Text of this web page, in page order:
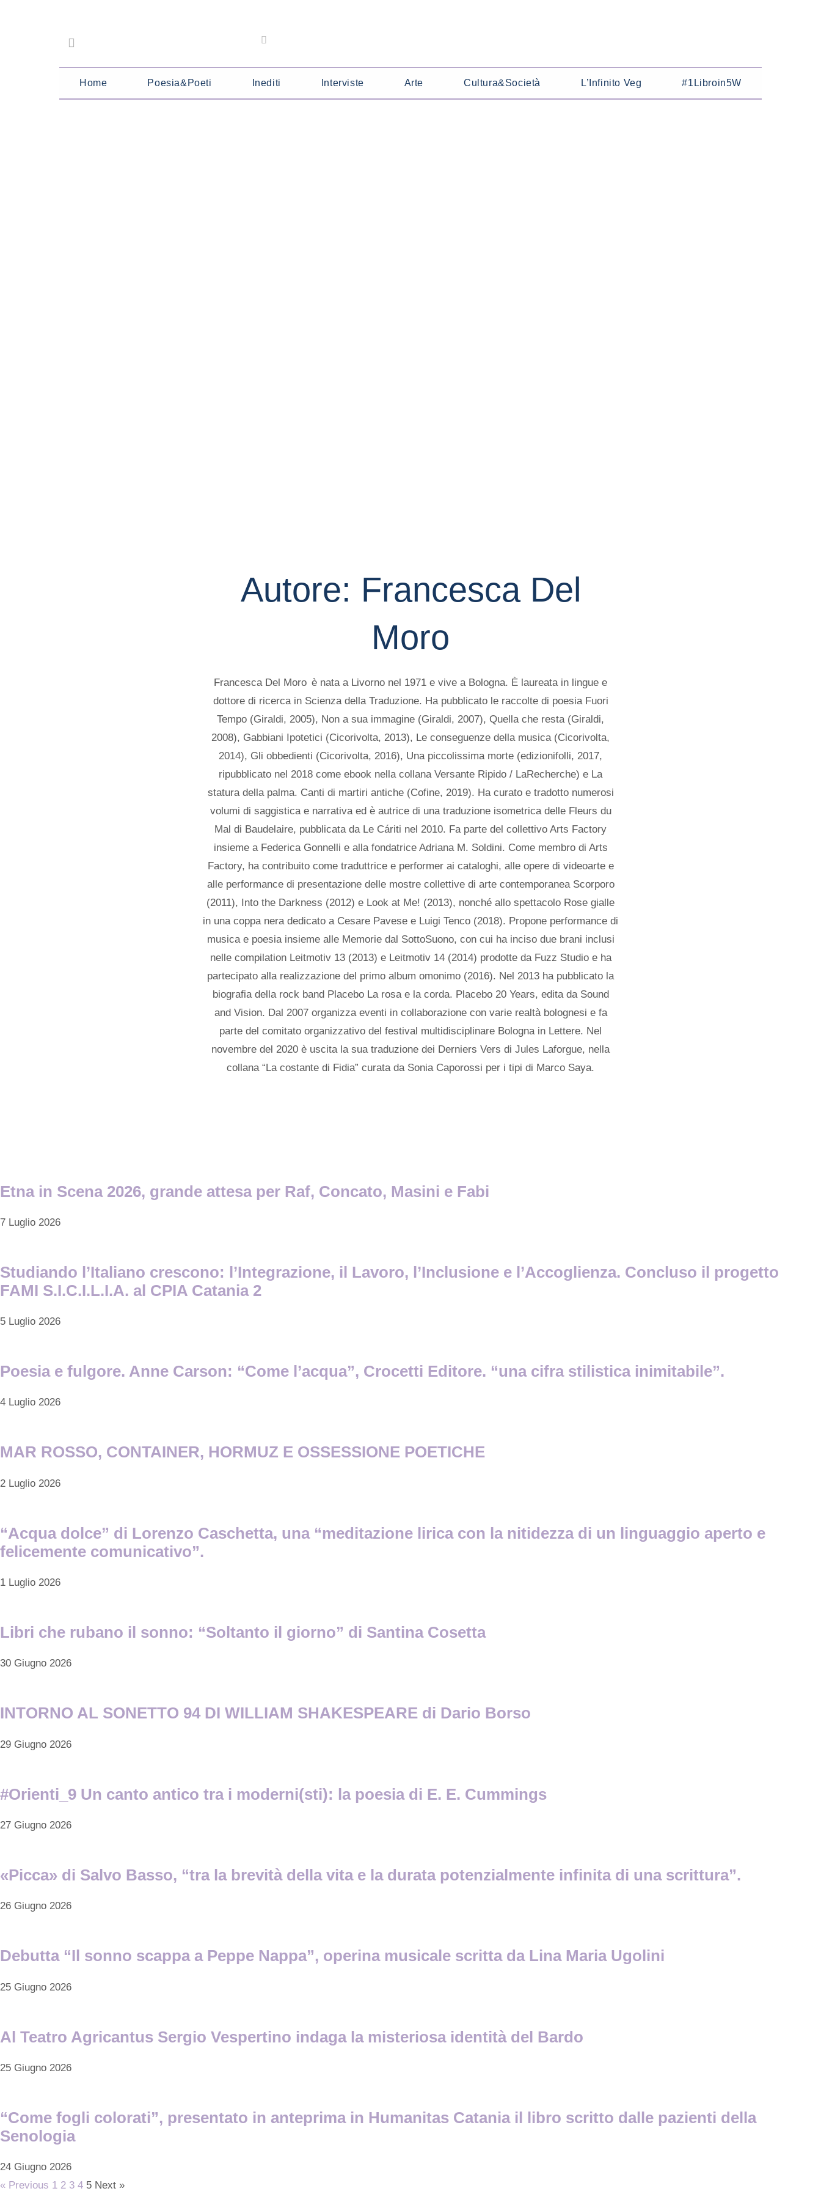
Home Poesia&Poeti Inediti Interviste Arte Cultura&Società L’Infinito Veg #1Libroin5W
Autore: Francesca Del
Moro
Francesca Del Moro è nata a Livorno nel 1971 e vive a Bologna. È laureata in lingue e
dottore di ricerca in Scienza della Traduzione. Ha pubblicato le raccolte di poesia Fuori
Tempo (Giraldi, 2005), Non a sua immagine (Giraldi, 2007), Quella che resta (Giraldi,
2008), Gabbiani Ipotetici (Cicorivolta, 2013), Le conseguenze della musica (Cicorivolta,
2014), Gli obbedienti (Cicorivolta, 2016), Una piccolissima morte (edizionifolli, 2017,
ripubblicato nel 2018 come ebook nella collana Versante Ripido / LaRecherche) e La
statura della palma. Canti di martiri antiche (Cofine, 2019). Ha curato e tradotto numerosi
volumi di saggistica e narrativa ed è autrice di una traduzione isometrica delle Fleurs du
Mal di Baudelaire, pubblicata da Le Cáriti nel 2010. Fa parte del collettivo Arts Factory
insieme a Federica Gonnelli e alla fondatrice Adriana M. Soldini. Come membro di Arts
Factory, ha contribuito come traduttrice e performer ai cataloghi, alle opere di videoarte e
alle performance di presentazione delle mostre collettive di arte contemporanea Scorporo
(2011), Into the Darkness (2012) e Look at Me! (2013), nonché allo spettacolo Rose gialle
in una coppa nera dedicato a Cesare Pavese e Luigi Tenco (2018). Propone performance di
musica e poesia insieme alle Memorie dal SottoSuono, con cui ha inciso due brani inclusi
nelle compilation Leitmotiv 13 (2013) e Leitmotiv 14 (2014) prodotte da Fuzz Studio e ha
partecipato alla realizzazione del primo album omonimo (2016). Nel 2013 ha pubblicato la
biografia della rock band Placebo La rosa e la corda. Placebo 20 Years, edita da Sound
and Vision. Dal 2007 organizza eventi in collaborazione con varie realtà bolognesi e fa
parte del comitato organizzativo del festival multidisciplinare Bologna in Lettere. Nel
novembre del 2020 è uscita la sua traduzione dei Derniers Vers di Jules Laforgue, nella
collana “La costante di Fidia” curata da Sonia Caporossi per i tipi di Marco Saya.
Etna in Scena 2026, grande attesa per Raf, Concato, Masini e Fabi
7 Luglio 2026
Studiando l’Italiano crescono: l’Integrazione, il Lavoro, l’Inclusione e l’Accoglienza. Concluso il progetto
FAMI S.I.C.I.L.I.A. al CPIA Catania 2
5 Luglio 2026
Poesia e fulgore. Anne Carson: “Come l’acqua”, Crocetti Editore. “una cifra stilistica inimitabile”.
4 Luglio 2026
MAR ROSSO, CONTAINER, HORMUZ E OSSESSIONE POETICHE
2 Luglio 2026
“Acqua dolce” di Lorenzo Caschetta, una “meditazione lirica con la nitidezza di un linguaggio aperto e
felicemente comunicativo”.
1 Luglio 2026
Libri che rubano il sonno: “Soltanto il giorno” di Santina Cosetta
30 Giugno 2026
INTORNO AL SONETTO 94 DI WILLIAM SHAKESPEARE di Dario Borso
29 Giugno 2026
#Orienti_9 Un canto antico tra i moderni(sti): la poesia di E. E. Cummings
27 Giugno 2026
«Picca» di Salvo Basso, “tra la brevità della vita e la durata potenzialmente infinita di una scrittura”.
26 Giugno 2026
Debutta “Il sonno scappa a Peppe Nappa”, operina musicale scritta da Lina Maria Ugolini
25 Giugno 2026
Al Teatro Agricantus Sergio Vespertino indaga la misteriosa identità del Bardo
25 Giugno 2026
“Come fogli colorati”, presentato in anteprima in Humanitas Catania il libro scritto dalle pazienti della
Senologia
24 Giugno 2026
« Previous 1 2 3 4 5 Next »